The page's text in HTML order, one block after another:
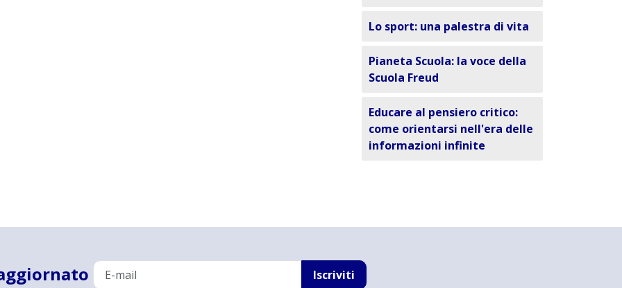
Lo sport: una palestra di vita
Pianeta Scuola: la voce della
Scuola Freud
Educare al pensiero critico:
come orientarsi nell'era delle
informazioni infinite
Iscriviti